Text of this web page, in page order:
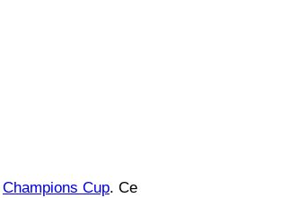
Champions Cup. Ce